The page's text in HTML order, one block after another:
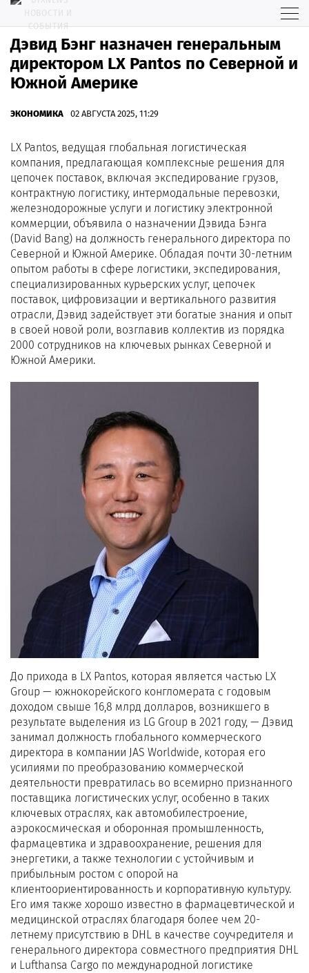
Дэвид Бэнг назначен генеральным
директором LX Pantos по Северной и
Южной Америке
ЭКОНОМИКА 02 АВГУСТА 2025, 11:29
LX Pantos, ведущая глобальная логистическая
компания, предлагающая комплексные решения для
цепочек поставок, включая экспедирование грузов,
контрактную логистику, интермодальные перевозки,
железнодорожные услуги и логистику электронной
коммерции, объявила о назначении Дэвида Бэнга
(David Bang) на должность генерального директора по
Северной и Южной Америке. Обладая почти 30-летним
опытом работы в сфере логистики, экспедирования,
специализированных курьерских услуг, цепочек
поставок, цифровизации и вертикального развития
отрасли, Дэвид задействует эти богатые знания и опыт
в своей новой роли, возглавив коллектив из порядка
2000 сотрудников на ключевых рынках Северной и
Южной Америки.
До прихода в LX Pantos, которая является частью LX
Group — южнокорейского конгломерата с годовым
доходом свыше 16,8 млрд долларов, возникшего в
результате выделения из LG Group в 2021 году, — Дэвид
занимал должность глобального коммерческого
директора в компании JAS Worldwide, которая его
усилиями по преобразованию коммерческой
деятельности превратилась во всемирно признанного
поставщика логистических услуг, особенно в таких
ключевых отраслях, как автомобилестроение,
аэрокосмическая и оборонная промышленность,
фармацевтика и здравоохранение, решения для
энергетики, а также технологии с устойчивым и
прибыльным ростом с опорой на
клиентоориентированность и корпоративную культуру.
Его имя также хорошо известно в фармацевтической и
медицинской отраслях благодаря более чем 20-
летнему присутствию в DHL в качестве соучредителя и
генерального директора совместного предприятия DHL
и Lufthansa Cargo по международной логистике